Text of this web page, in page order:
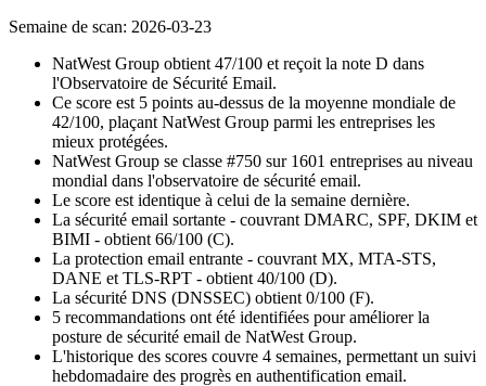
Semaine de scan: 2026-03-23
NatWest Group obtient 47/100 et reçoit la note D dans
l'Observatoire de Sécurité Email.
Ce score est 5 points au-dessus de la moyenne mondiale de
42/100, plaçant NatWest Group parmi les entreprises les
mieux protégées.
NatWest Group se classe #750 sur 1601 entreprises au niveau
mondial dans l'observatoire de sécurité email.
Le score est identique à celui de la semaine dernière.
La sécurité email sortante - couvrant DMARC, SPF, DKIM et
BIMI - obtient 66/100 (C).
La protection email entrante - couvrant MX, MTA-STS,
DANE et TLS-RPT - obtient 40/100 (D).
La sécurité DNS (DNSSEC) obtient 0/100 (F).
5 recommandations ont été identifiées pour améliorer la
posture de sécurité email de NatWest Group.
L'historique des scores couvre 4 semaines, permettant un suivi
hebdomadaire des progrès en authentification email.